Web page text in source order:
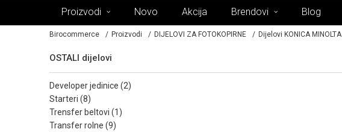
Proizvodi Novo Akcija Brendovi Blog
Birocommerce Proizvodi DIJELOVI ZA FOTOKOPIRNE Dijelovi KONICA MINOLTA
OSTALI dijelovi
developer jedinice (2)
starteri (8)
trensfer beltovi (1)
transfer rolne (9)